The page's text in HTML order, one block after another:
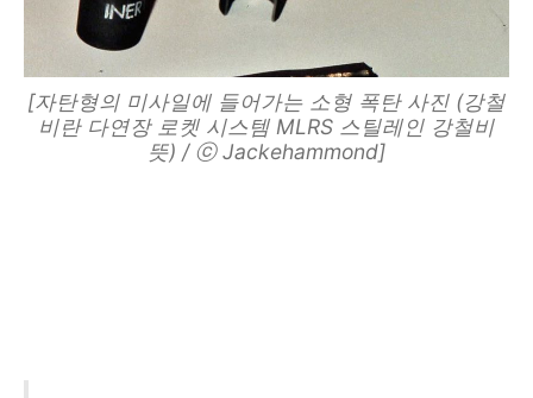
[자탄형의 미사일에 들어가는 소형 폭탄 사진 (강철
비란 다연장 로켓 시스템 MLRS 스틸레인 강철비
뜻) / ⓒ Jackehammond]